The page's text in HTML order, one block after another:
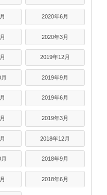
2020年6月
2020年3月
2019年12月
2019年9月
2019年6月
2019年3月
2018年12月
2018年9月
2018年6月